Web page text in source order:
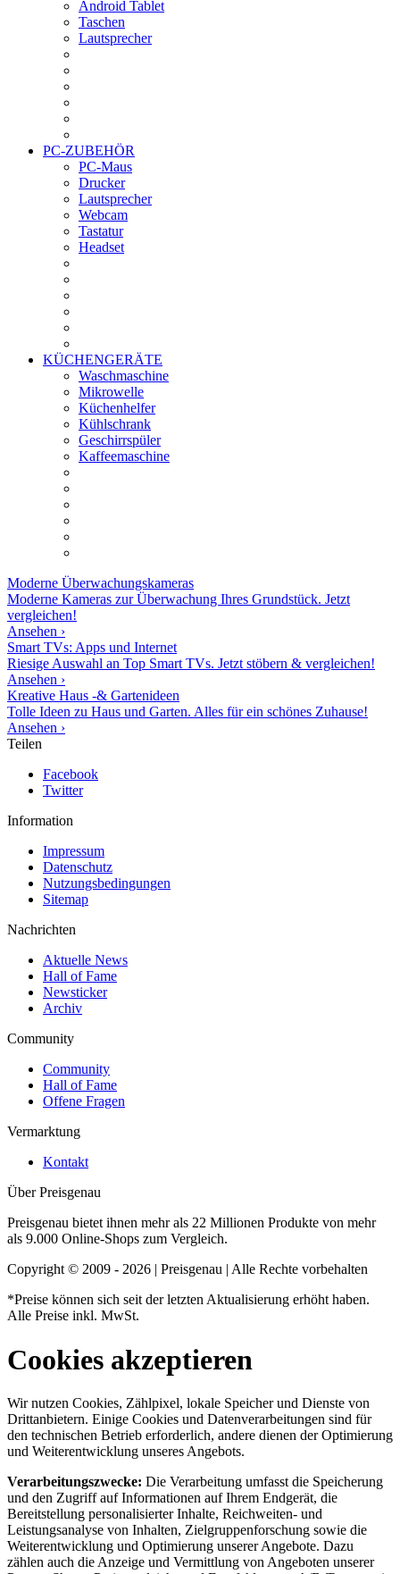
Android Tablet
Taschen
Lautsprecher
PC-ZUBEHÖR
PC-Maus
Drucker
Lautsprecher
Webcam
Tastatur
Headset
KÜCHENGERÄTE
Waschmaschine
Mikrowelle
Küchenhelfer
Kühlschrank
Geschirrspüler
Kaffeemaschine
Moderne Überwachungskameras
Moderne Kameras zur Überwachung Ihres Grundstück. Jetzt
vergleichen!
Ansehen ›
Smart TVs: Apps und Internet
Riesige Auswahl an Top Smart TVs. Jetzt stöbern & vergleichen!
Ansehen ›
Kreative Haus -& Gartenideen
Tolle Ideen zu Haus und Garten. Alles für ein schönes Zuhause!
Ansehen ›
Teilen
Facebook
Twitter
Information
Impressum
Datenschutz
Nutzungsbedingungen
Sitemap
Nachrichten
Aktuelle News
Hall of Fame
Newsticker
Archiv
Community
Community
Hall of Fame
Offene Fragen
Vermarktung
Kontakt
Über Preisgenau
Preisgenau bietet ihnen mehr als 22 Millionen Produkte von mehr
als 9.000 Online-Shops zum Vergleich.
Copyright © 2009 - 2026 | Preisgenau | Alle Rechte vorbehalten
*Preise können sich seit der letzten Aktualisierung erhöht haben.
Alle Preise inkl. MwSt.
Cookies akzeptieren
Wir nutzen Cookies, Zählpixel, lokale Speicher und Dienste von
Drittanbietern. Einige Cookies und Datenverarbeitungen sind für
den technischen Betrieb erforderlich, andere dienen der Optimierung
und Weiterentwicklung unseres Angebots.
Verarbeitungszwecke: Die Verarbeitung umfasst die Speicherung
und den Zugriff auf Informationen auf Ihrem Endgerät, die
Bereitstellung personalisierter Inhalte, Reichweiten- und
Leistungsanalyse von Inhalten, Zielgruppenforschung sowie die
Weiterentwicklung und Optimierung unserer Angebote. Dazu
zählen auch die Anzeige und Vermittlung von Angeboten unserer